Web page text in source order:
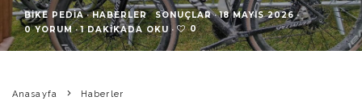
BIKE PEDIA · HABERLER SONUÇLAR · 18 MAYIS 2026 ·
0 YORUM · 1 DAKIKADA OKU · 0
Anasayfa Haberler